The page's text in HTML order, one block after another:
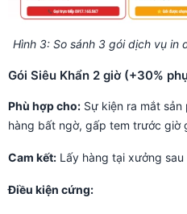
Hình 3: So sánh 3 gói dịch vụ in
Gói Siêu Khẩn 2 giờ (+30%
Phù hợp cho: Sự kiện ra mắt
hàng bất ngờ, gấp tem trước giờ
Cam kết: Lấy hàng tại xưởng
Điều kiện cứng: